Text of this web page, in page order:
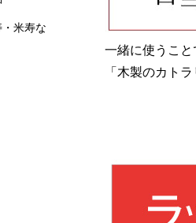
米寿な
一緒に使うこ
「木製のカト